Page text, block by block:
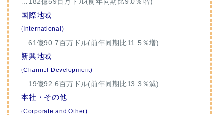
国際地域
(International)
…61億90.7百万ドル(前年同期比11.5％増)
新興地域
(Channel Development)
…19億92.6百万ドル(前年同期比13.3％減)
本社・その他
(Corporate and Other)